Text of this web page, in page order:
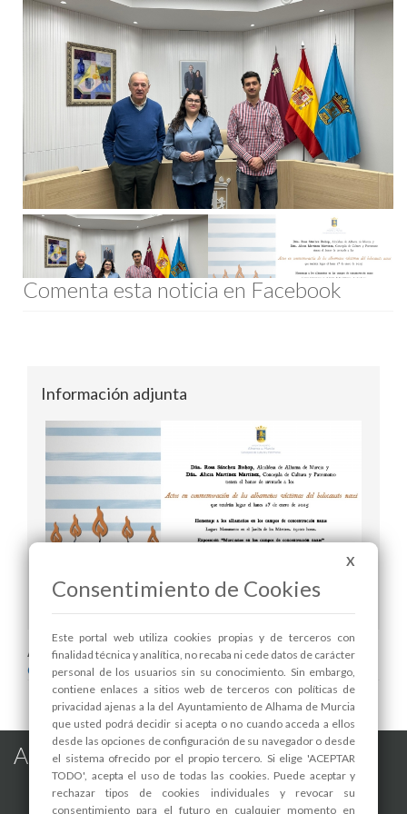
Comenta esta noticia en Facebook
Información adjunta
INVITACIÓN
Areas relacionadas:
Cultura y Patrimonio
Alhama de Murcia en las Redes
X
Consentimiento de Cookies
Este portal web utiliza cookies propias y de terceros con
finalidad técnica y analítica, no recaba ni cede datos de carácter
personal de los usuarios sin su conocimiento. Sin embargo,
contiene enlaces a sitios web de terceros con políticas de
privacidad ajenas a la del Ayuntamiento de Alhama de Murcia
que usted podrá decidir si acepta o no cuando acceda a ellos
desde las opciones de configuración de su navegador o desde
el sistema ofrecido por el propio tercero. Si elige 'ACEPTAR
TODO', acepta el uso de todas las cookies. Puede aceptar y
rechazar tipos de cookies individuales y revocar su
consentimiento para el futuro en cualquier momento en